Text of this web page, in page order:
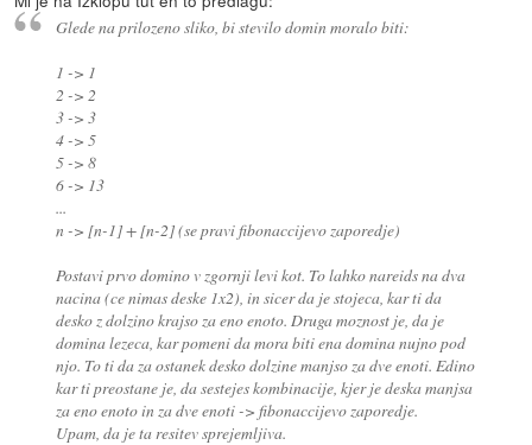
Glede na prilozeno sliko, bi stevilo domin moralo biti:
1 -> 1
2 -> 2
3 -> 3
4 -> 5
5 -> 8
6 -> 13
...
n -> [n-1] + [n-2] (se pravi fibonaccijevo zaporedje)
Postavi prvo domino v zgornji levi kot. To lahko nareids na dva
nacina (ce nimas deske 1x2), in sicer da je stojeca, kar ti da
desko z dolzino krajso za eno enoto. Druga moznost je, da je
domina lezeca, kar pomeni da mora biti ena domina nujno pod
njo. To ti da za ostanek desko dolzine manjso za dve enoti. Edino
kar ti preostane je, da sestejes kombinacije, kjer je deska manjsa
za eno enoto in za dve enoti -> fibonaccijevo zaporedje.
Upam, da je ta resitev sprejemljiva.